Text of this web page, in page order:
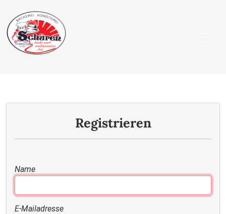
Registrieren
Name
E-Mailadresse